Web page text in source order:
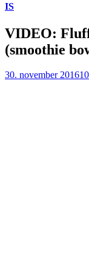
Skip
content
IS
VIDEO:
(smoothie
30. november 2016